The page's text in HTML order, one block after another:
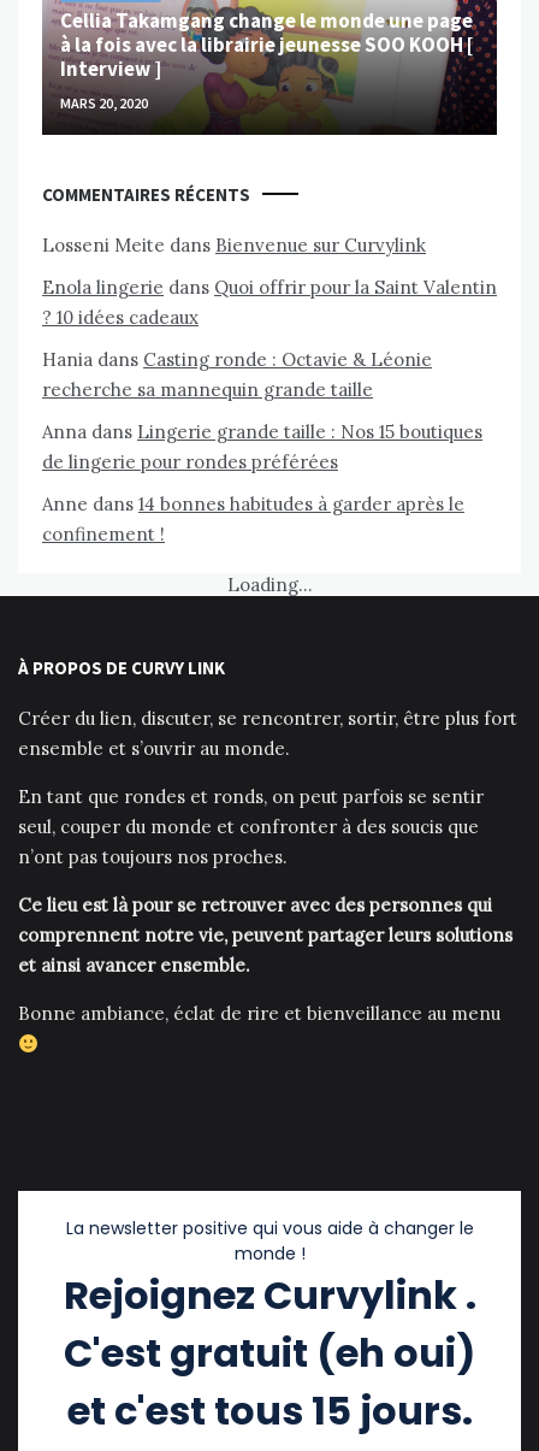
Cellia Takamgang change le monde une page
à la fois avec la librairie jeunesse SOO KOOH [
Interview ]
MARS 20, 2020
COMMENTAIRES RÉCENTS
Losseni Meite dans Bienvenue sur Curvylink
Enola lingerie dans Quoi offrir pour la Saint Valentin
? 10 idées cadeaux
Hania dans Casting ronde : Octavie & Léonie
recherche sa mannequin grande taille
Anna dans Lingerie grande taille : Nos 15 boutiques
de lingerie pour rondes préférées
Anne dans 14 bonnes habitudes à garder après le
confinement !
Loading...
À PROPOS DE CURVY LINK
Créer du lien, discuter, se rencontrer, sortir, être plus fort
ensemble et s’ouvrir au monde.
En tant que rondes et ronds, on peut parfois se sentir
seul, couper du monde et confronter à des soucis que
n’ont pas toujours nos proches.
Ce lieu est là pour se retrouver avec des personnes qui
comprennent notre vie, peuvent partager leurs solutions
et ainsi avancer ensemble.
Bonne ambiance, éclat de rire et bienveillance au menu
La newsletter positive qui vous aide à changer le
monde !
Rejoignez Curvylink .
C'est gratuit (eh oui)
et c'est tous 15 jours.